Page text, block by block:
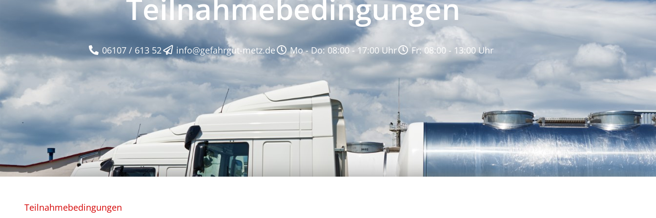
Teilnahmebedingungen
06107 / 613 52 info@gefahrgut-metz.de Mo - Do: 08:00 - 17:00 Uhr Fr: 08:00 - 13:00 Uhr
Teilnahmebedingungen